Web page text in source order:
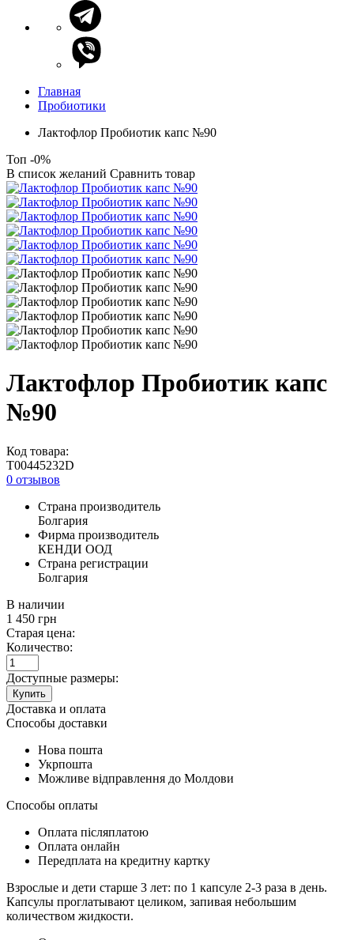
Главная
Пробиотики
Лактофлор Пробиотик капс №90
Топ -0%
В список желаний Сравнить товар
Лактофлор Пробиотик капс
№90
Код товара:
T00445232D
0 отзывов
Страна производитель
Болгария
Фирма производитель
КЕНДИ ООД
Страна регистрации
Болгария
В наличии
1 450 грн
Старая цена:
Количество:
Доступные размеры:
Купить
Доставка и оплата
Способы доставки
Нова пошта
Укрпошта
Можливе відправлення до Молдови
Способы оплаты
Оплата післяплатою
Оплата онлайн
Передплата на кредитну картку
Взрослые и дети старше 3 лет: по 1 капсуле 2-3 раза в день.
Капсулы проглатывают целиком, запивая небольшим
количеством жидкости.